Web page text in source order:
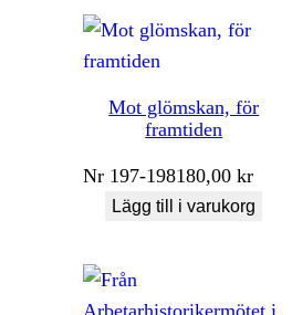
Mot glömskan, för
framtiden
Nr 197-198180,00kr
Lägg till i varukorg